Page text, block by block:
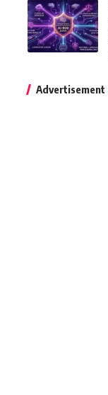
Advertisement